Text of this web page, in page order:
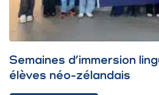
Semaines d’immersion
élèves néo-zélandais